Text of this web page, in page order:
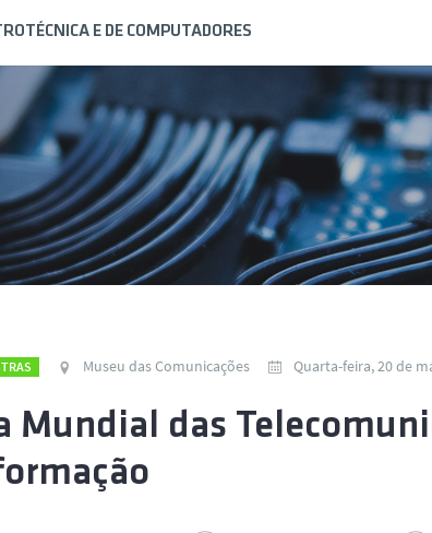
E DE COMPUTADORES
Museu das Comunicações Quarta-feira, 20 de
Mundial das